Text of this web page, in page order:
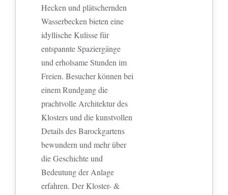
Hecken und plätschernden
Wasserbecken bieten eine
idyllische Kulisse für
entspannte Spaziergänge
und erholsame Stunden im
Freien. Besucher können bei
einem Rundgang die
prachtvolle Architektur des
Klosters und die kunstvollen
Details des Barockgartens
bewundern und mehr über
die Geschichte und
Bedeutung der Anlage
erfahren. Der Kloster- &